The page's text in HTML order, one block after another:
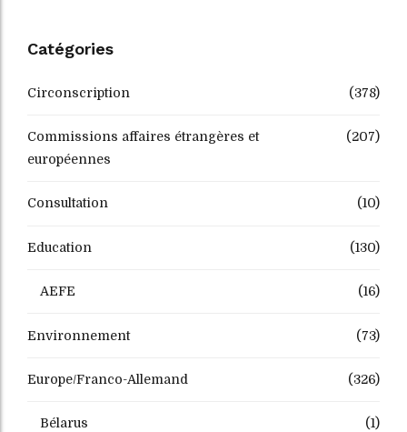
Catégories
Circonscription (378)
Commissions affaires étrangères et
européennes
(207)
Consultation (10)
Education (130)
AEFE (16)
Environnement (73)
Europe/Franco-Allemand (326)
Bélarus (1)